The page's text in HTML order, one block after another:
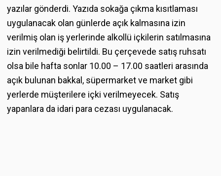
yazılar gönderdi. Yazıda sokağa çıkma kısıtlaması
uygulanacak olan günlerde açık kalmasına izin
verilmiş olan iş yerlerinde alkollü içkilerin satılmasına
izin verilmediği belirtildi. Bu çerçevede satış ruhsatı
olsa bile hafta sonlar 10.00 – 17.00 saatleri arasında
açık bulunan bakkal, süpermarket ve market gibi
yerlerde müşterilere içki verilmeyecek. Satış
yapanlara da idari para cezası uygulanacak.